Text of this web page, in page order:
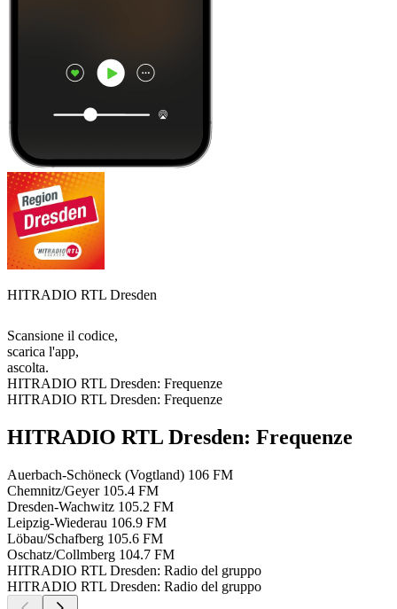
HITRADIO RTL Dresden
Scansione il codice,
scarica l'app,
ascolta.
HITRADIO RTL Dresden: Frequenze
HITRADIO RTL Dresden: Frequenze
HITRADIO RTL Dresden: Frequenze
Auerbach-Schöneck (Vogtland) 106 FM
Chemnitz/Geyer 105.4 FM
Dresden-Wachwitz 105.2 FM
Leipzig-Wiederau 106.9 FM
Löbau/Schafberg 105.6 FM
Oschatz/Collmberg 104.7 FM
HITRADIO RTL Dresden: Radio del gruppo
HITRADIO RTL Dresden: Radio del gruppo